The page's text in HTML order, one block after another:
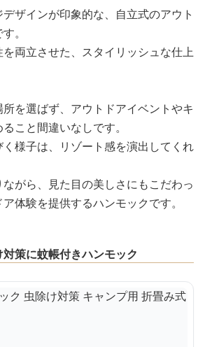
ザインが印象的な、自立式のアウト
。
両立させた、スタイリッシュな仕上
を選ばず、アウトドアイベントやキ
こと間違いなしです。
様子は、リゾート感を演出してくれ
がら、見た目の美しさにもこだわっ
体験を提供するハンモックです。
策に蚊帳付きハンモック